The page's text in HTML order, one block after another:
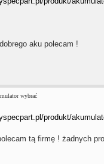
aku polecam !
wybrać
produkt/
tą firmę ! żadnych